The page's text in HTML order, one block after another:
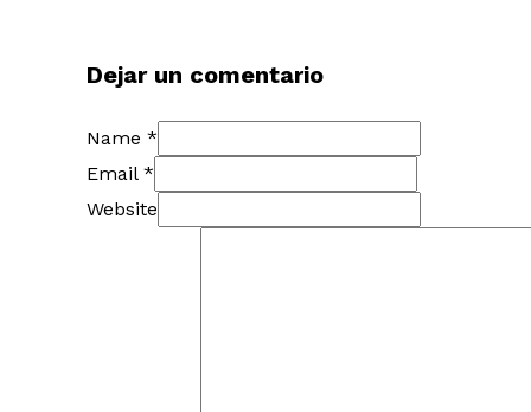
Dejar un comentario
Name *
Email *
Website